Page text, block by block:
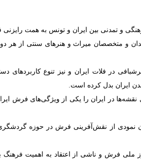
و تمدنی بین ایران و تونس به همت رایزنی
دانشگاهیان، پژوهشگران، هنرمندان و متخصصان
در فلات ایران و نیز تنوع کاربردهای
ایران بدل کرده است.
در ایران را یکی از ویژگی‌های فرش
از نقش‌آفرینی فرش در حوزه گردشگری
ملی فرش و ناشی از اعتقاد به اهمیت